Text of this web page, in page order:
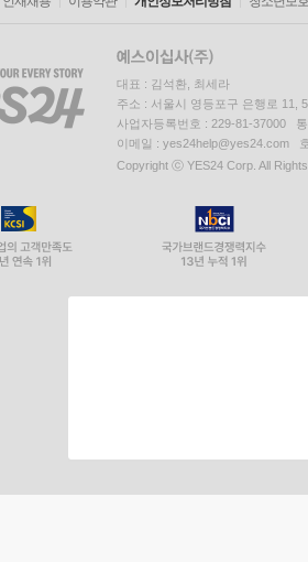
대표 : 김석환, 최세라
주소 : 서울시 영등포구 은행로 11,
사업자등록번호 : 229-81-37000
이메일 : yes24help@yes24.com
Copyright ⓒ YES24 Corp. All